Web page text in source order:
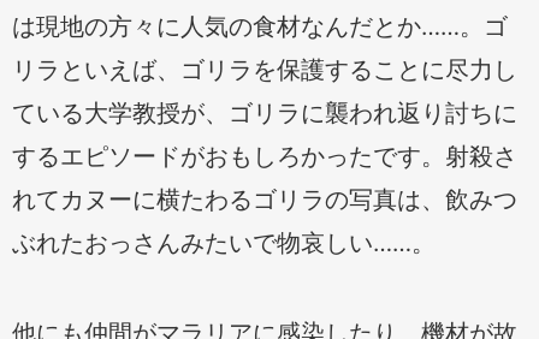
は現地の方々に人気の食材なんだとか……。ゴ
リラといえば、ゴリラを保護することに尽力し
ている大学教授が、ゴリラに襲われ返り討ちに
するエピソードがおもしろかったです。射殺さ
れてカヌーに横たわるゴリラの写真は、飲みつ
ぶれたおっさんみたいで物哀しい……。
他にも仲間がマラリアに感染したり、機材が故